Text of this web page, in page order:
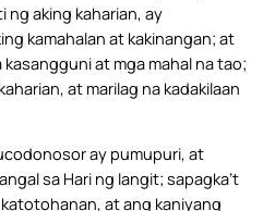
ng aking kaharian, ay
kamahalan at kakinangan; at
at mga mahal na tao;
at marilag na kadakilaan
ay pumupuri, at
sa Hari ng langit; sapagka’t
at ang kaniyang